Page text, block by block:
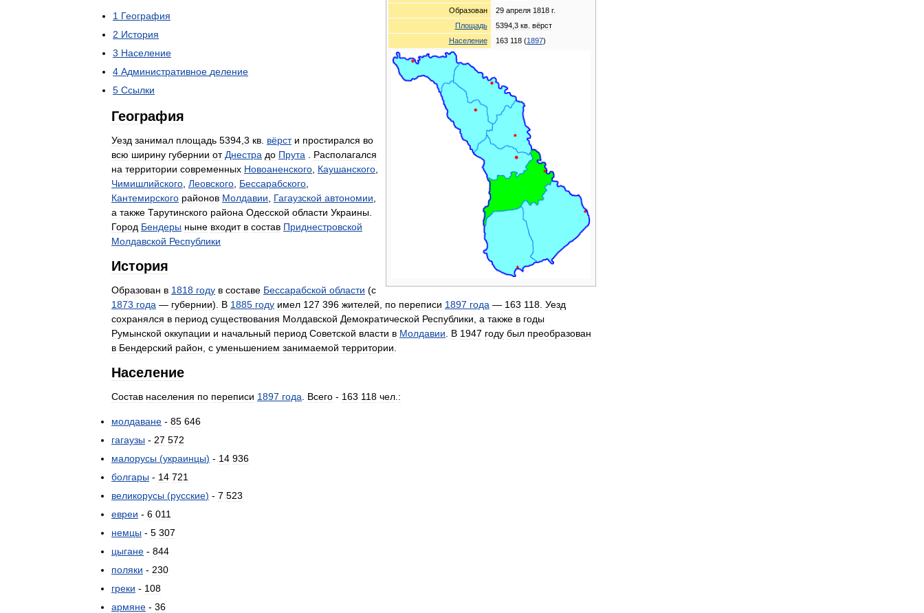
Образован
29 апреля 1818 г.
Площадь
5394, 3 кв. вёрст
Население
163 118(1897)
1 География
2 История
3 Население
4 Административное деление
5 Ссылки
География
Уезд занимал площадь 5394 3 кв вёрст и простирался во
всю ширину губернии от Днестра до Прута
Располагался
на территории современных Новоаненского Каушанского
Чимишлийского Леовского Бессарабского
Кантемирского районов Молдавии Гагаузской автономии
а также Тарутинского района Одесской области Украины
Город Бендеры ныне входит в состав Приднестровской
Молдавской Республики
История
Образован в 1818 году в составе Бессарабской области (с
1873 года — губернии). В 1885 году имел 127 396 жителей по переписи 1897 года — 163 118 Уезд
сохранялся в период существования Молдавской Демократической Республики а также в годы
Румынской оккупации и начальный период Советской власти в Молдавии В 1947 году был преобразован
в Бендерский район с уменьшением занимаемой территории
Население
Состав населения по переписи 1897 года Всего - 163 118 чел :
молдаване - 85 646
гагаузы - 27 572
малорусы (украинцы) - 14 936
болгары - 14 721
великорусы (русские) - 7 523
евреи - 6 011
немцы - 5 307
цыгане - 844
поляки - 230
греки - 108
армяне - 36